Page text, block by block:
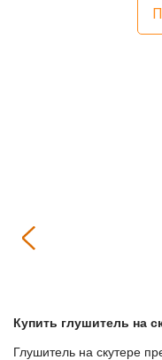
Купить глушитель на
Глушитель на скутере